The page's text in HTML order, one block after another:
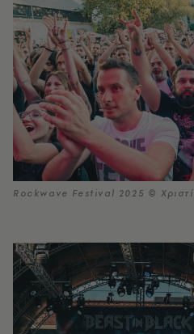
Rockwave Festival 2025 ©